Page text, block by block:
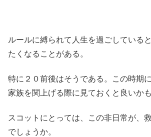
ルールに縛られて人生を過ごしている
たくなることがある。
特に２０前後はそうである。この時期
家族を関上げる際に見ておくと良いかも
スコットにとっては、この非日常が、
でしょうか。